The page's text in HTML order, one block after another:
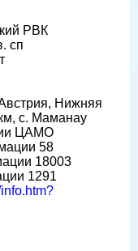
РВК
сп
Нижняя
с. Маманау
ЦАМО
58
18003
1291